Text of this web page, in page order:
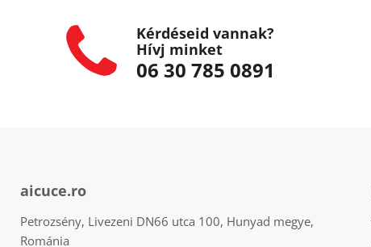
Kérdéseid vannak?
Hívj minket
06 30 785 0891
aicuce.ro
Petrozsény, Livezeni DN66 utca 100, Hunyad megye,
Románia